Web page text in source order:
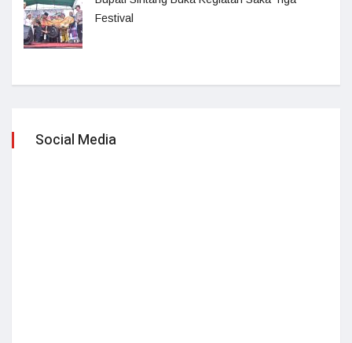
Festival
Social Media